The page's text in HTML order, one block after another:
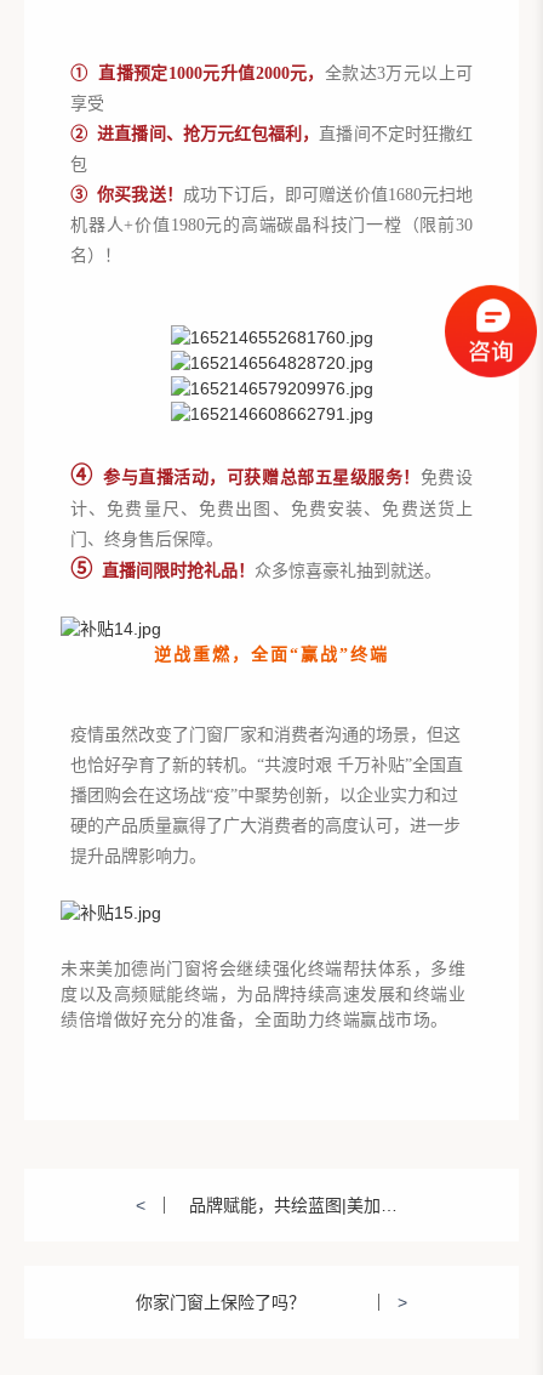
① 直播预定1000元升值2000元， 全款达3万元以上可
享受
② 进直播间、抢万元红包福利，
直播间不定时狂撒红
包
③ 你买我送！ 成功下订后，即可赠送价值1680元扫地
机器人+价值1980元的高端碳晶科技门一樘（限前30
名）！
➃参与直播活动，可获赠总部五星级服务！ 免费设
计、免费量尺、免费出图、免费安装、免费送货上
门、终身售后保障。
➄ 直播间限时抢礼品！ 众多惊喜豪礼抽到就送。
逆战重燃，全面“赢战”终端
疫情虽然改变了门窗厂家和消费者沟通的场景，但这
也恰好孕育了新的转机。“共渡时艰 千万补贴”全国直
播团购会在这场战“疫”中聚势创新，以企业实力和过
硬的产品质量赢得了广大消费者的高度认可，进一步
提升品牌影响力。
未来美加德尚门窗将会继续强化终端帮扶体系，多维
度以及高频赋能终端，为品牌持续高速发展和终端业
绩倍增做好充分的准备，全面助力终端赢战市场。
<
你家门窗上保险了吗？ >